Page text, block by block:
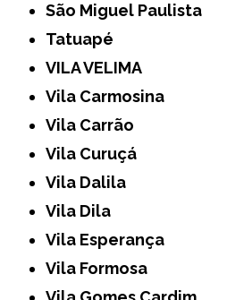
São Miguel Paulista
Tatuapé
VILA VELIMA
Vila Carmosina
Vila Carrão
Vila Curuçá
Vila Dalila
Vila Dila
Vila Esperança
Vila Formosa